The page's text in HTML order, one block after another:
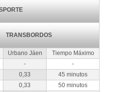
TRANSBORDOS
Urbano Jáen
Tiempo Máximo
-
-
0,33
45 minutos
0,33
50 minutos